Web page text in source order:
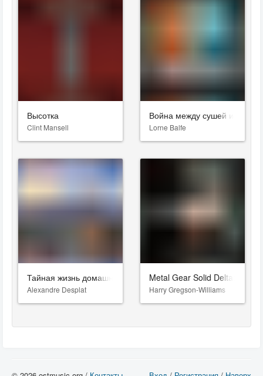
Высотка
Clint Mansell
Война между сушей и морем
Lorne Balfe
Тайная жизнь домашних животных
Alexandre Desplat
Metal Gear Solid Delta:
Harry Gregson-Williams